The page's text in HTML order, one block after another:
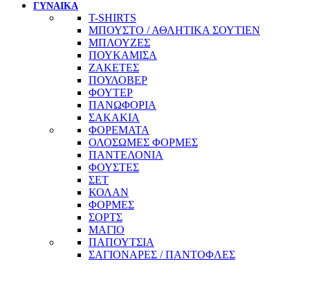
ΓΥΝΑΙΚΑ
T-SHIRTS
ΜΠΟΥΣΤΟ / ΑΘΛΗΤΙΚΑ ΣΟΥΤΙΕΝ
ΜΠΛΟΥΖΕΣ
ΠΟΥΚΑΜΙΣΑ
ΖΑΚΕΤΕΣ
ΠΟΥΛΟΒΕΡ
ΦΟΥΤΕΡ
ΠΑΝΩΦΟΡΙΑ
ΣΑΚΑΚΙΑ
ΦΟΡΕΜΑΤΑ
ΟΛΟΣΩΜΕΣ ΦΟΡΜΕΣ
ΠΑΝΤΕΛΟΝΙΑ
ΦΟΥΣΤΕΣ
ΣΕΤ
ΚΟΛΑΝ
ΦΟΡΜΕΣ
ΣΟΡΤΣ
ΜΑΓΙΟ
ΠΑΠΟΥΤΣΙΑ
ΣΑΓΙΟΝΑΡΕΣ / ΠΑΝΤΟΦΛΕΣ